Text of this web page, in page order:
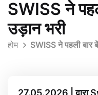
SWISS ने
उड़ान भरी
होम SWISS ने पहली बार
27.05.2026 |